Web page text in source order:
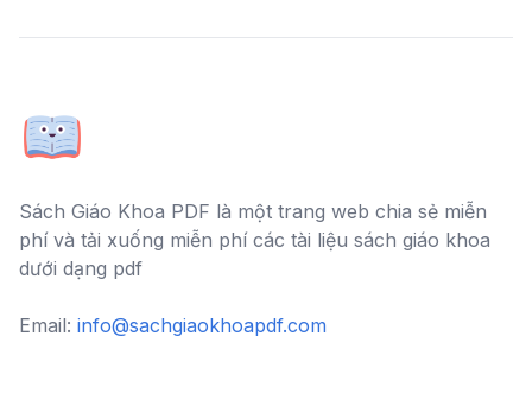
Sách Giáo Khoa PDF là một trang web chia sẻ miễn
phí và tải xuống miễn phí các tài liệu sách giáo khoa
dưới dạng pdf
Email: info@sachgiaokhoapdf.com